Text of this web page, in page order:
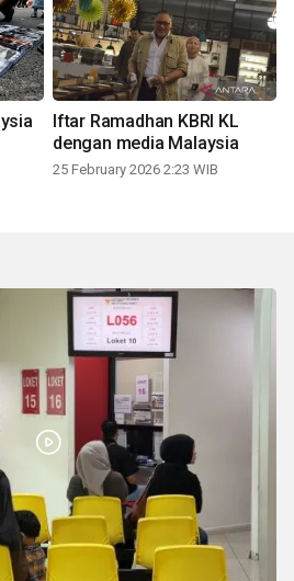
Iftar Ramadhan KBRI KL
dengan media Malaysia
25 February 2026 2:23 WIB